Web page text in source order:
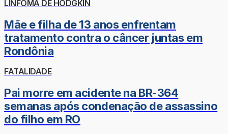
LINFOMA DE HODGKIN
Mãe e filha de 13 anos enfrentam
tratamento contra o câncer juntas em
Rondônia
FATALIDADE
Pai morre em acidente na BR-364
semanas após condenação de assassino
do filho em RO